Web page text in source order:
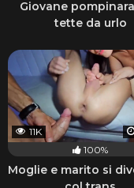
Giovane
tette da urlo
11K
100%
Moglie e marito si